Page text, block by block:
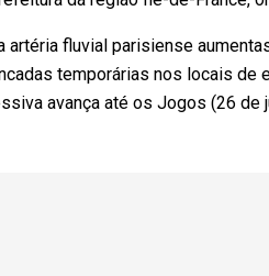
fluvial parisiense
temporárias nos locais
avança até os Jogos (26 de